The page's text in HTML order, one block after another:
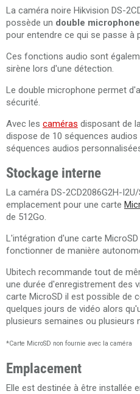
La caméra noire Hikvision DS-
possède un double
pour entendre ce qui se passe à
Ces fonctions audio sont
sirène lors d'une détection.
Le double microphone permet
sécurité.
Avec les caméras disposant de
dispose de 10 séquences
séquences audios
Stockage interne
La caméra DS-2CD2086G2H-
emplacement pour une carte
de 512Go.
L'intégration d'une carte
fonctionner de manière
Ubitech recommande tout de
une durée d'enregistrement des
carte MicroSD il est possible de
quelques jours de vidéo alors
plusieurs semaines ou plusieurs
*Carte MicroSD non fournie avec la caméra
Emplacement
Elle est destinée à être installée